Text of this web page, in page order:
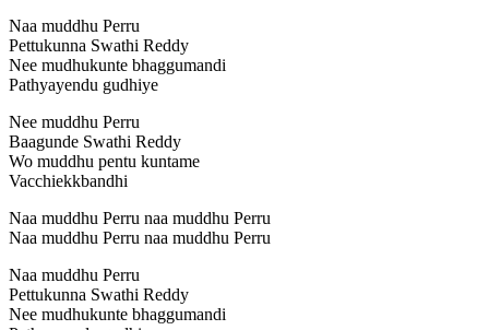
Naa muddhu Perru
Pettukunna Swathi Reddy
Nee mudhukunte bhaggumandi
Pathyayendu gudhiye
Nee muddhu Perru
Baagunde Swathi Reddy
Wo muddhu pentu kuntame
Vacchiekkbandhi
Naa muddhu Perru naa muddhu Perru
Naa muddhu Perru naa muddhu Perru
Naa muddhu Perru
Pettukunna Swathi Reddy
Nee mudhukunte bhaggumandi